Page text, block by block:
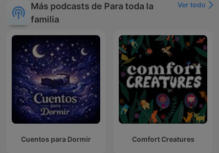
Más podcasts de Para toda la
familia
Ver todo
Cuentos para Dormir Comfort Creatures